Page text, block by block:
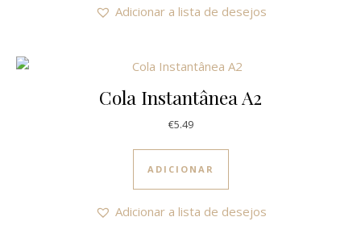
Adicionar a lista de desejos
Cola Instantânea A2
€5.49
ADICIONAR
Adicionar a lista de desejos